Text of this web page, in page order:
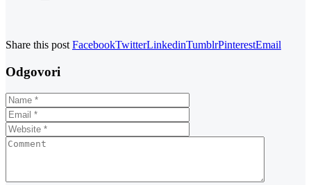
Share this post FacebookTwitterLinkedinTumblrPinterestEmail
Odgovori